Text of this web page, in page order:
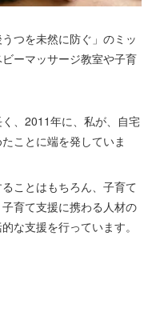
つを未然に防ぐ」のミッ
ーマッサージ教室や子育
、2011年に、私が、自宅
ことに端を発していま
ことはもちろん、子育て
育て支援に携わる人材の
な支援を行っています。